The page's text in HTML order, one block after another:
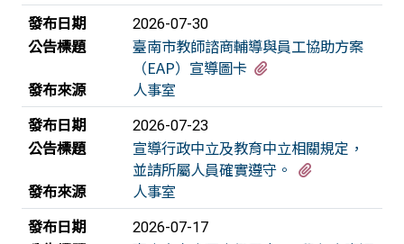
發布日期
2026-07-30
公告標題
臺南市教師諮商輔導與員工協助方案
（EAP）宣導圖卡
發布來源
人事室
發布日期
2026-07-23
公告標題
宣導行政中立及教育中立相關規定，
並請所屬人員確實遵守。
發布來源
人事室
發布日期
2026-07-17